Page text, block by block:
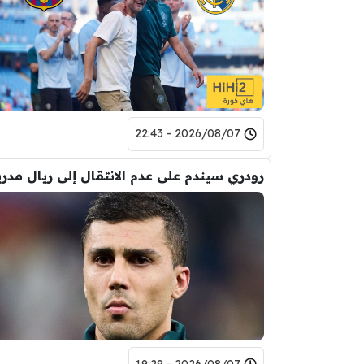
2026/08/07 - 22:43
رودري سيندم على عدم الانتقال إلى ريال